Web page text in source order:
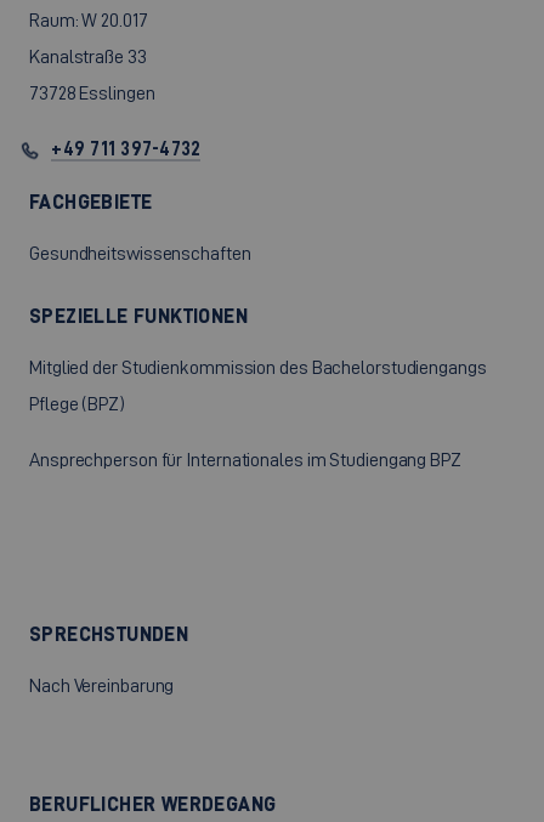
Raum: W 20.017
Kanalstraße 33
73728 Esslingen
+49 711 397-4732
FACHGEBIETE
Gesundheitswissenschaften
SPEZIELLE FUNKTIONEN
Mitglied der Studienkommission des Bachelorstudiengangs
Pflege (BPZ)
Ansprechperson für Internationales im Studiengang BPZ
SPRECHSTUNDEN
Nach Vereinbarung
BERUFLICHER WERDEGANG